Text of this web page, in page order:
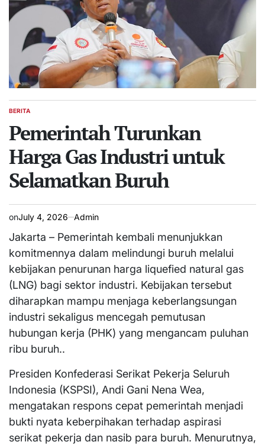
POSTED
BERITA
Pemerintah Turunkan
Harga Gas Industri untuk
Selamatkan Buruh
onJuly 4, 2026 Admin
Jakarta – Pemerintah kembali menunjukkan
komitmennya dalam melindungi buruh melalui
kebijakan penurunan harga liquefied natural gas
(LNG) bagi sektor industri. Kebijakan tersebut
diharapkan mampu menjaga keberlangsungan
industri sekaligus mencegah pemutusan
hubungan kerja (PHK) yang mengancam puluhan
ribu buruh..
Presiden Konfederasi Serikat Pekerja Seluruh
Indonesia (KSPSI), Andi Gani Nena Wea,
mengatakan respons cepat pemerintah menjadi
bukti nyata keberpihakan terhadap aspirasi
serikat pekerja dan nasib para buruh. Menurutnya,